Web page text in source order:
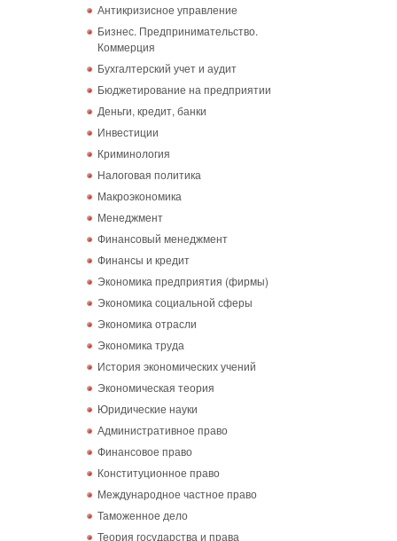
Антикризисное управление
Бизнес. Предпринимательство.
Коммерция
Бухгалтерский учет и аудит
Бюджетирование на предприятии
Деньги, кредит, банки
Инвестиции
Криминология
Налоговая политика
Макроэкономика
Менеджмент
Финансовый менеджмент
Финансы и кредит
Экономика предприятия (фирмы)
Экономика социальной сферы
Экономика отрасли
Экономика труда
История экономических учений
Экономическая теория
Юридические науки
Административное право
Финансовое право
Конституционное право
Международное частное право
Таможенное дело
Теория государства и права